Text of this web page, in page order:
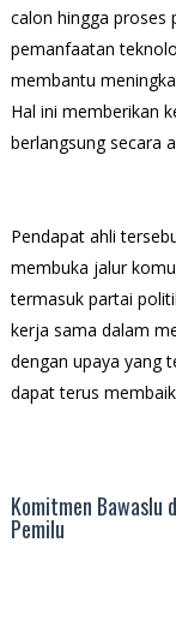
calon hingga proses
pemanfaatan
membantu
Hal ini memberikan
berlangsung secara
Pendapat ahli
membuka jalur
termasuk partai
kerja sama dalam
dengan upaya yang
dapat terus
Komitmen Bawaslu
Pemilu